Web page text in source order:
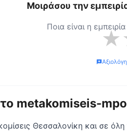
Μοιράσου την
Ποια είναι η
★
metakomiseis-
Θεσσαλονίκη και σε